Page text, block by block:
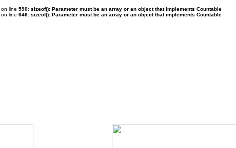
on line 590: sizeof(): Parameter must be an array or an object that implements Countable
on line 646: sizeof(): Parameter must be an array or an object that implements Countable